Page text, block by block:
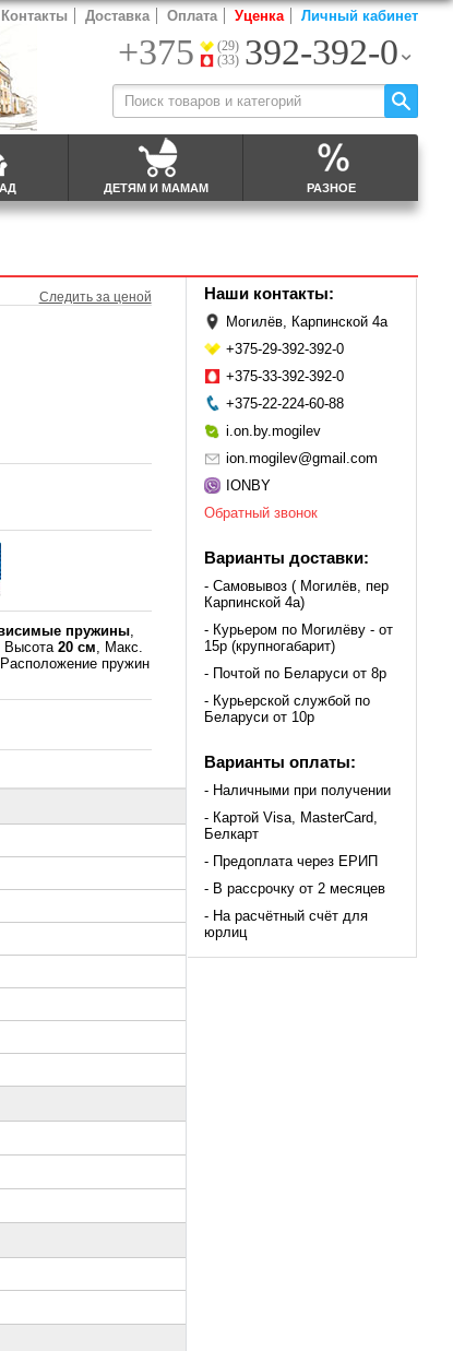
ДЕТЯМ И МАМАМ РАЗНОЕ
Контакты Доставка Оплата Уценка Личный кабинет
+375
(29)
(33) 392-392-0
Следить за ценой
пружины,
Высота20 см, Макс.
пружин
Наши контакты:
Могилёв, Карпинской 4а
+375-29-392-392-0
+375-33-392-392-0
+375-22-224-60-88
i.on.by.mogilev
ion.mogilev@gmail.com
IONBY
Обратный звонок
Варианты доставки:
- Самовывоз ( Могилёв, пер
Карпинской 4а)
- Курьером по Могилёву - от
15р (крупногабарит)
- Почтой по Беларуси от 8р
- Курьерской службой по
Беларуси от 10р
Варианты оплаты:
- Наличными при получении
- Картой Visa, MasterCard,
Белкарт
- Предоплата через ЕРИП
- В рассрочку от 2 месяцев
- На расчётный счёт для
юрлиц